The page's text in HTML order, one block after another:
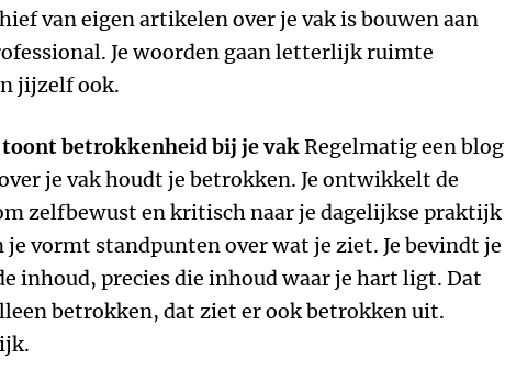
van eigen artikelen over je vak is bouwen aan
Je woorden gaan letterlijk ruimte
jijzelf ook.
toont betrokkenheid bij je vakRegelmatig een blog
je vak houdt je betrokken. Je ontwikkelt de
zelfbewust en kritisch naar je dagelijkse praktijk
je vormt standpunten over wat je ziet. Je bevindt je
inhoud, precies die inhoud waar je hart ligt. Dat
betrokken, dat ziet er ook betrokken uit.